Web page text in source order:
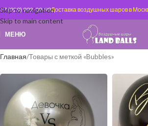
Skip to navigation
Skip to main content
+7 (929) 992-09-99Доставка воздушных шаров в
МЕНЮ
Главная Товары с меткой «Bubbles»